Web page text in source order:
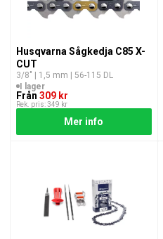
Husqvarna Sågkedja C85 X-
CUT
3/8″ | 1,5 mm | 56-115 DL
I lager
Från 309 kr
Rek. pris: 349 kr
Mer info